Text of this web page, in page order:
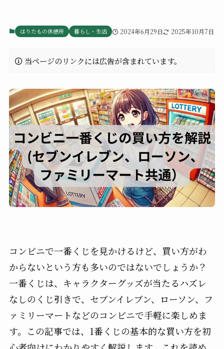
はりたもの休憩所 暮らし・生活 2024年6月29日 2025年10月7日
当ページのリンクには広告が含まれています。
コンビニで一番くじを見かけるけど、買い方がわ
からないという方も多いのではないでしょうか？
一番くじは、キャラクターグッズが当たるハズレ
なしのくじ引きで、セブンイレブン、ローソン、フ
ァミリーマートなどのコンビニで手軽に楽しめま
す。この記事では、1番くじの基本的な買い方を初